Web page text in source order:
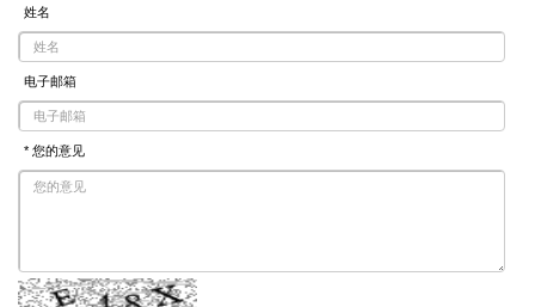
姓名
电子邮箱
* 您的意见